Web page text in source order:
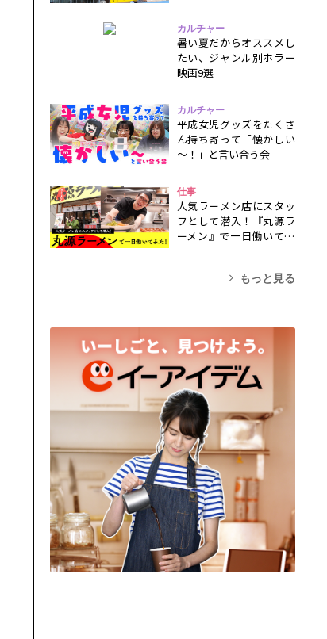
カルチャー
暑い夏だからオススメし
たい、ジャンル別ホラー
映画9選
カルチャー
平成女児グッズをたくさ
ん持ち寄って「懐かしい
～！」と言い合う会
仕事
人気ラーメン店にスタッ
フとして潜入！『丸源ラ
ーメン』で一日働いてみ
もっと見る